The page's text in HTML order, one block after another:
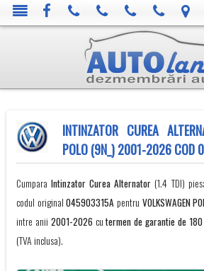
INTINZATOR CUREA
POLO (9N_) 2001-2026 COD
Cumpara Intinzator Curea Alternator (1.4 TDI)
codul original045903315A pentru VOLKSWAGEN
intre anii 2001-2026 cutermen de garantie de
(TVA inclusa).